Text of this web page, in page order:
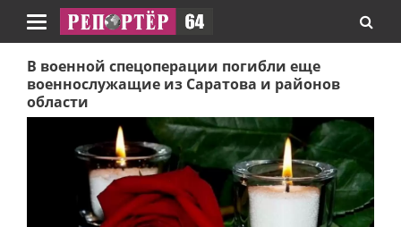
Навигация
В военной спецоперации погибли еще
военнослужащие из Саратова и районов
области